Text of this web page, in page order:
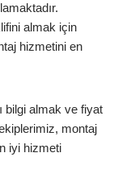
almak için
hizmetini en
bilgi almak ve fiyat
montaj
iyi hizmeti